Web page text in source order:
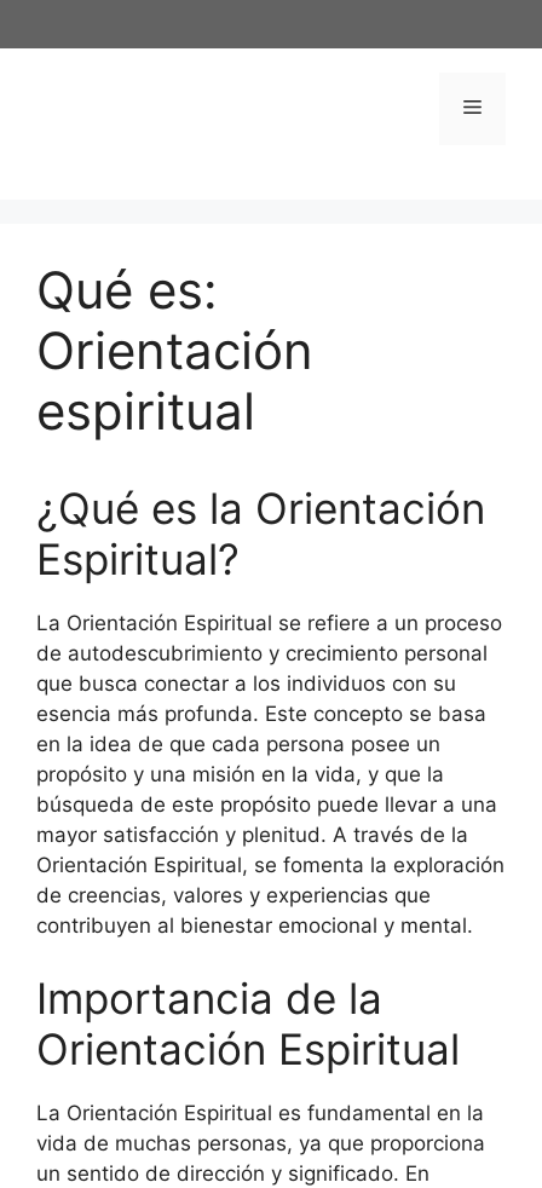
al
Menú
Qué es:
Orientación
espiritual
¿Qué es la Orientación
Espiritual?
La Orientación Espiritual se refiere a un proceso
de autodescubrimiento y crecimiento personal
que busca conectar a los individuos con su
esencia más profunda. Este concepto se basa
en la idea de que cada persona posee un
propósito y una misión en la vida, y que la
búsqueda de este propósito puede llevar a una
mayor satisfacción y plenitud. A través de la
Orientación Espiritual, se fomenta la exploración
de creencias, valores y experiencias que
contribuyen al bienestar emocional y mental.
Importancia de la
Orientación Espiritual
La Orientación Espiritual es fundamental en la
vida de muchas personas, ya que proporciona
un sentido de dirección y significado. En